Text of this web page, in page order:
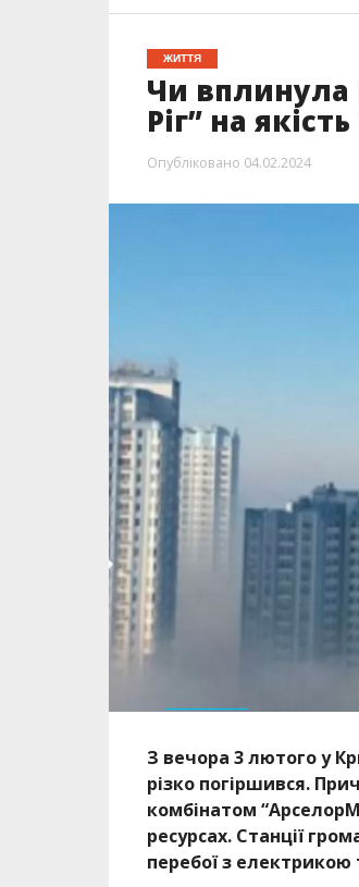
ЖИТТЯ
Чи вплинула
Ріг” на
Опубліковано 04.02.2024
З вечора 3 лютого у
різко погіршився.
комбінатом
ресурсах. Станції
перебої з електрикою